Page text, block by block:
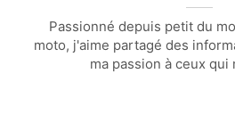
Passionné depuis petit du
moto, j'aime partagé des
ma passion à ceux